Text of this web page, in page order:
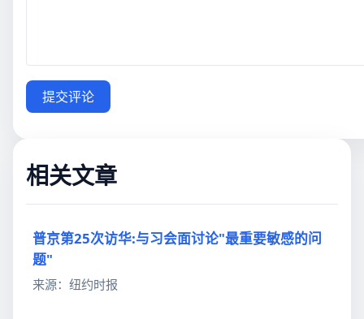
提交评论
相关文章
普京第25次访华:与习会面讨论"最重要敏感的问
题"
来源：纽约时报